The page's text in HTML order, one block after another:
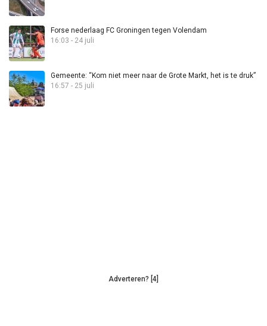
Forse nederlaag FC Groningen tegen Volendam
16:03 - 24 juli
Gemeente: “Kom niet meer naar de Grote Markt, het is te druk”
16:57 - 25 juli
Adverteren? [4]